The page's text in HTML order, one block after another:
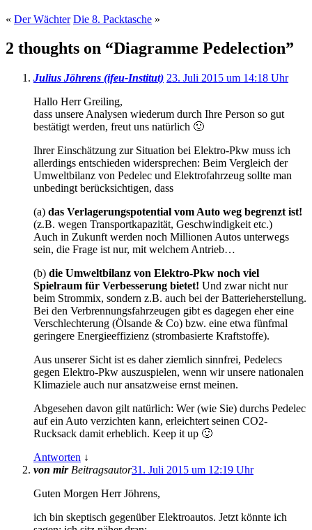
« Der Wächter Die 8. Packtasche »
2 thoughts on “Diagramme Pedelection”
Julius Jöhrens (ifeu-Institut) 23. Juli 2015 um 14:18 Uhr
Hallo Herr Greiling,
dass unsere Analysen wiederum durch Ihre Person so gut
bestätigt werden, freut uns natürlich 🙂
Ihrer Einschätzung zur Situation bei Elektro-Pkw muss ich
allerdings entschieden widersprechen: Beim Vergleich der
Umweltbilanz von Pedelec und Elektrofahrzeug sollte man
unbedingt berücksichtigen, dass
(a) das Verlagerungspotential vom Auto weg begrenzt ist!
(z.B. wegen Transportkapazität, Geschwindigkeit etc.)
Auch in Zukunft werden noch Millionen Autos unterwegs
sein, die Frage ist nur, mit welchem Antrieb…
(b) die Umweltbilanz von Elektro-Pkw noch viel
Spielraum für Verbesserung bietet! Und zwar nicht nur
beim Strommix, sondern z.B. auch bei der Batterieherstellung.
Bei den Verbrennungsfahrzeugen gibt es dagegen eher eine
Verschlechterung (Ölsande & Co) bzw. eine etwa fünfmal
geringere Energieeffizienz (strombasierte Kraftstoffe).
Aus unserer Sicht ist es daher ziemlich sinnfrei, Pedelecs
gegen Elektro-Pkw auszuspielen, wenn wir unsere nationalen
Klimaziele auch nur ansatzweise ernst meinen.
Abgesehen davon gilt natürlich: Wer (wie Sie) durchs Pedelec
auf ein Auto verzichten kann, erleichtert seinen CO2-
Rucksack damit erheblich. Keep it up 🙂
Antworten ↓
von mir Beitragsautor31. Juli 2015 um 12:19 Uhr
Guten Morgen Herr Jöhrens,
ich bin skeptisch gegenüber Elektroautos. Jetzt könnte ich